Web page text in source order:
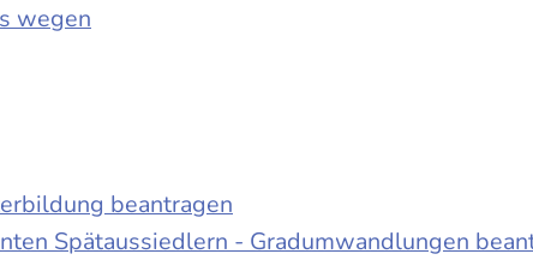
wegen
beantragen
Spätaussiedlern - Gradumwandlungen